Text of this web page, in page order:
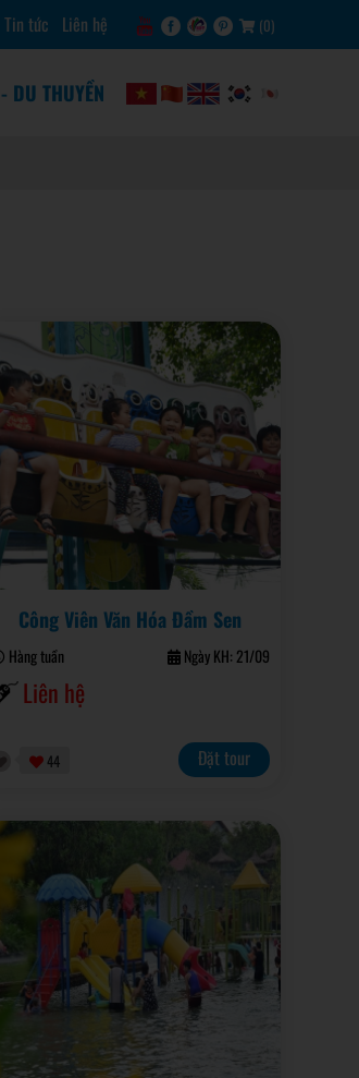
Tin tức Liên hệ (0)
DU THUYỀN
Công Viên Văn Hóa Đầm Sen
Hàng tuần Ngày KH: 21/09
Liên hệ
44 Đặt tour